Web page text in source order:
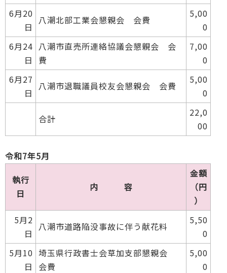
6月20
日
八潮北部工業会懇親会 会費
5,00
0
6月24
日
八潮市直売所連絡協議会懇親会 会
費
7,00
0
6月27
日
八潮市退職議員校友会懇親会 会費
5,00
0
合計
22,0
00
令和7年5月
執行
日
内 容
金額
（円
）
5月2
日
八潮市道路陥没事故に伴う献花料
5,50
0
5月10
日
埼玉県行政書士会草加支部懇親会
会費
5,00
0